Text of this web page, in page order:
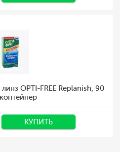
OPTI-FREE Replanish, 90
КУПИТЬ